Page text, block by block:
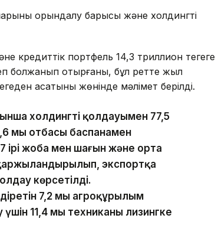
орындалу барысы және холдингті
портфель 14,3 триллион теңгеге
болжанып отырғаны, бұл ретте жыл
асатыны жөнінде мәлімет берілді.
холдингтің қолдауымен 77,5
мың отбасы баспанамен
ірі жоба мен шағын және орта
экспортқа
көрсетілді.
7,2 мың агроқұрылым
11,4 мың техниканы лизингке